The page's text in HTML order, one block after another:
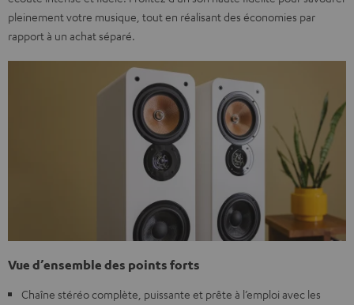
pleinement votre musique, tout en réalisant des économies par
rapport à un achat séparé.
Vue d’ensemble des points forts
Chaîne stéréo complète, puissante et prête à l’emploi avec les